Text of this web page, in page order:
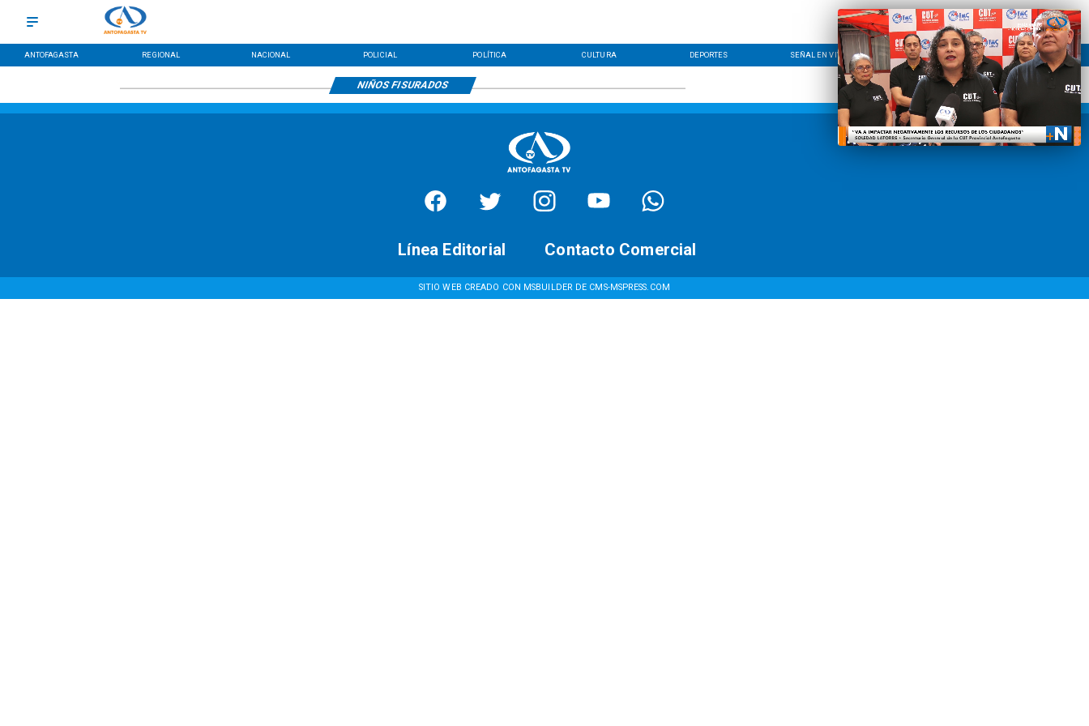
ANTOFAGASTA REGIONAL NACIONAL POLICIAL POLÍTICA CULTURA DEPORTES SEÑAL EN VIVO CONTACTO LÍNEA EDITORIAL
NIÑOS FISURADOS
SITIO WEB CREADO CON MSBUILDER DE CMS-MSPRESS.COM
Contacto Comercial
Línea Editorial